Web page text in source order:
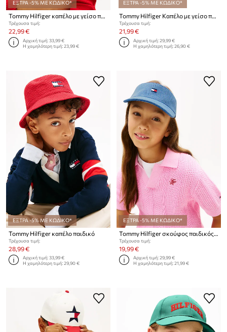
ΕΞΤΡΑ -5% ΜΕ ΚΩΔΙΚΟ*
Tommy Hilfiger καπέλο με γείσο παιδικό
Τρέχουσα τιμή:
22,99 €
Αρχική τιμή:33,99 €
Η χαμηλότερη τιμή:23,99 €
ΕΞΤΡΑ -5% ΜΕ ΚΩΔΙΚΟ*
Tommy Hilfiger Καπέλο με γείσο παιδικό βαμβακερό
Τρέχουσα τιμή:
21,99 €
Αρχική τιμή:29,99 €
Η χαμηλότερη τιμή:26,90 €
ΕΞΤΡΑ -5% ΜΕ ΚΩΔΙΚΟ*
Tommy Hilfiger καπέλο παιδικό
Τρέχουσα τιμή:
28,99 €
Αρχική τιμή:33,99 €
Η χαμηλότερη τιμή:29,90 €
ΕΞΤΡΑ -5% ΜΕ ΚΩΔΙΚΟ*
Τρέχουσα τιμή:
19,99 €
Αρχική τιμή:29,99 €
Η χαμηλότερη τιμή:21,99 €